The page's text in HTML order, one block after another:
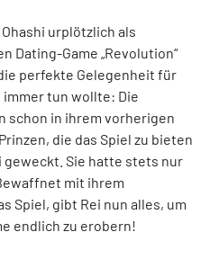
urplötzlich als
Dating-Game „Revolution“
perfekte Gelegenheit für
immer tun wollte: Die
schon in ihrem vorherigen
die das Spiel zu bieten
Sie hatte stets nur
mit ihrem
Spiel, gibt Rei nun alles, um
endlich zu erobern!